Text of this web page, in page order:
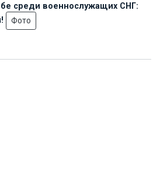
среди военнослужащих СНГ:
Фото